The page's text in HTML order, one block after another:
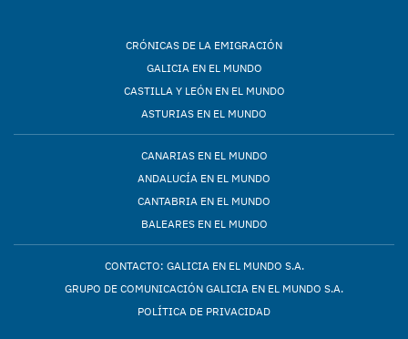
CRÓNICAS DE LA EMIGRACIÓN
GALICIA EN EL MUNDO
CASTILLA Y LEÓN EN EL MUNDO
ASTURIAS EN EL MUNDO
CANARIAS EN EL MUNDO
ANDALUCÍA EN EL MUNDO
CANTABRIA EN EL MUNDO
BALEARES EN EL MUNDO
CONTACTO: GALICIA EN EL MUNDO S.A.
GRUPO DE COMUNICACIÓN GALICIA EN EL MUNDO S.A.
POLÍTICA DE PRIVACIDAD